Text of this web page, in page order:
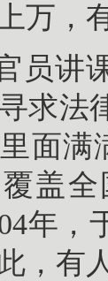
万，
员讲
求法
面满
盖全
年，
，有